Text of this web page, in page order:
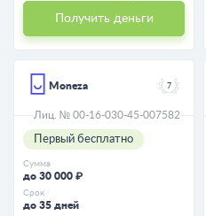
Получить деньги
Moneza 7
Лиц. № 00-16-030-45-007582
Первый бесплатно
Сумма
до 30 000 ₽
Срок
до 35 дней